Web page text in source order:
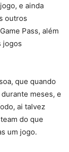
e ainda
outros
Pass, além
jogos
que quando
meses, e
ai talvez
do que
um jogo.